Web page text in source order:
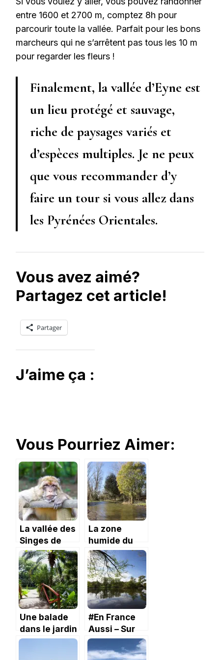
entre 1600 et 2700 m, comptez 8h pour
parcourir toute la vallée. Parfait pour les bons
marcheurs qui ne s’arrêtent pas tous les 10 m
pour regarder les fleurs !
Finalement, la vallée d’Eyne est
un lieu protégé et sauvage,
riche de paysages variés et
d’espèces multiples. Je ne peux
que vous recommander d’y
faire un tour si vous allez dans
les Pyrénées Orientales.
Vous avez aimé?
Partagez cet article!
Partager
J’aime ça :
Vous Pourriez Aimer:
La vallée des
Singes de
Romagne.
La zone
humide du
Confluent à
Portet sur
Garonne.
Une balade
dans le jardin
d’Eden de
#En France
Aussi – Sur
les Coteaux
des Fadets